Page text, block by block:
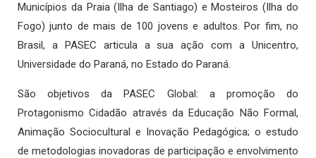
Municípios da Praia (Ilha de Santiago) e Mosteiros (Ilha do
Fogo) junto de mais de 100 jovens e adultos. Por fim, no
Brasil, a PASEC articula a sua ação com a Unicentro,
Universidade do Paraná, no Estado do Paraná.
São objetivos da PASEC Global: a promoção do
Protagonismo Cidadão através da Educação Não Formal,
Animação Sociocultural e Inovação Pedagógica; o estudo
de metodologias inovadoras de participação e envolvimento